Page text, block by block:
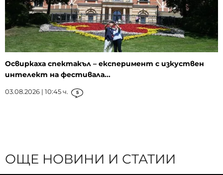
Освиркаха спектакъл – експеримент с изкуствен
интелект на фестивала...
03.08.2026 | 10:45 ч. 5
ОЩЕ НОВИНИ И СТАТИИ